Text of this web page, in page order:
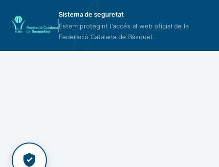
Sistema de seguretat
Estem protegint l'accés al web oficial de la
Federació Catalana de Bàsquet.